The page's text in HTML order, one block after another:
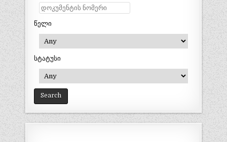
წელი
სტატუსი